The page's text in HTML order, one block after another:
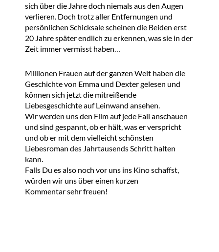
sich über die Jahre doch niemals aus den Augen
verlieren. Doch trotz aller Entfernungen und
persönlichen Schicksale scheinen die Beiden erst
20 Jahre später endlich zu erkennen, was sie in der
Zeit immer vermisst haben…
Millionen Frauen auf der ganzen Welt haben die
Geschichte von Emma und Dexter gelesen und
können sich jetzt die mitreißende
Liebesgeschichte auf Leinwand ansehen.
Wir werden uns den Film auf jede Fall anschauen
und sind gespannt, ob er hält, was er verspricht
und ob er mit dem vielleicht schönsten
Liebesroman des Jahrtausends Schritt halten
kann.
Falls Du es also noch vor uns ins Kino schaffst,
würden wir uns über einen kurzen
Kommentar sehr freuen!